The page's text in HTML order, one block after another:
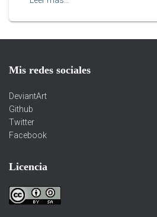
Mis redes sociales
DeviantArt
Github
Twitter
Facebook
Licencia